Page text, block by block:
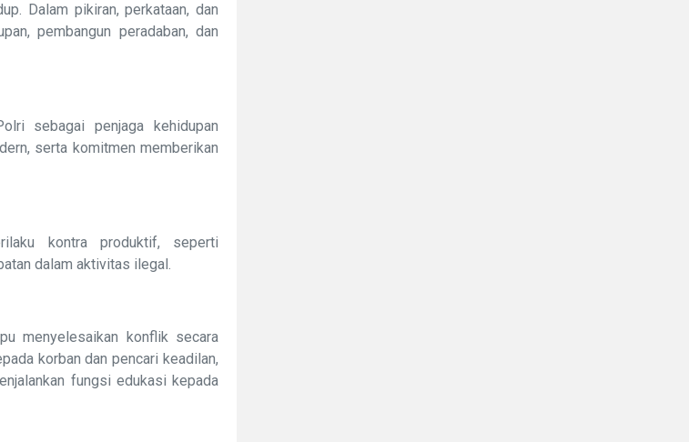
Dalam pikiran, perkataan, dan
pembangun peradaban, dan
sebagai penjaga kehidupan
serta komitmen memberikan
kontra produktif, seperti
dalam aktivitas ilegal.
menyelesaikan konflik secara
korban dan pencari keadilan,
fungsi edukasi kepada